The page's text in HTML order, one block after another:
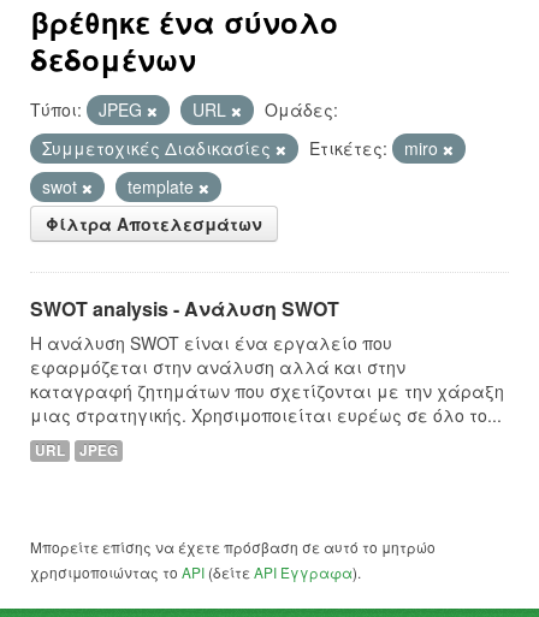
βρέθηκε ένα σύνολο
δεδομένων
Τύποι: JPEG URL
Ομάδες:
Συμμετοχικές Διαδικασίες
Ετικέτες:
miro
swot
template
Φίλτρα Αποτελεσμάτων
SWOT analysis - Ανάλυση SWOT
Η ανάλυση SWOT είναι ένα εργαλείο που
εφαρμόζεται στην ανάλυση αλλά και στην
καταγραφή ζητημάτων που σχετίζονται με την χάραξη
μιας στρατηγικής. Χρησιμοποιείται ευρέως σε όλο το...
URL JPEG
Μπορείτε επίσης να έχετε πρόσβαση σε αυτό το μητρώο
χρησιμοποιώντας το API (δείτε API Έγγραφα).